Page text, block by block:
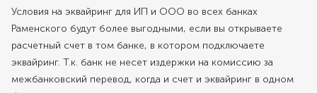
Условия на эквайринг для ИП и ООО во всех банках
Раменского будут более выгодными, если вы открываете
расчетный счет в том банке, в котором подключаете
эквайринг. Т.к. банк не несет издержки на комиссию за
межбанковский перевод, когда и счет и эквайринг в одном